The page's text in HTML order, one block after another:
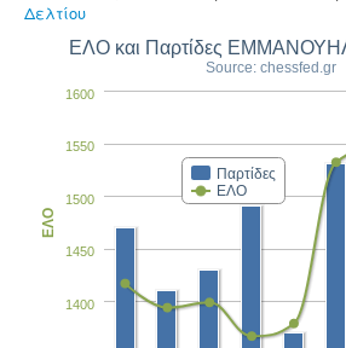
Δελτίου
ΕΛΟ και Παρτίδες
Source: chessfed.gr
Παρτίδες
ΕΛΟ
1400
1450
1500
1550
1600
ΕΛΟ